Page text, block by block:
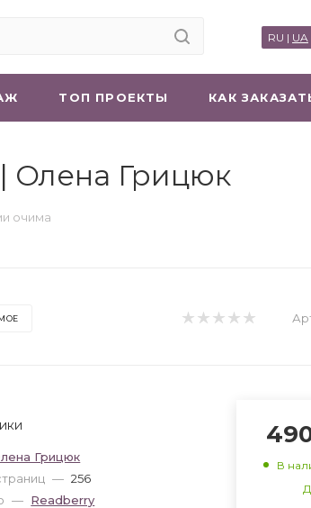
RU | UA
ТОП ПРОЕКТЫ КАК
| Олена Грицюк
очима
Грицюк
— 256
— Readberry
В